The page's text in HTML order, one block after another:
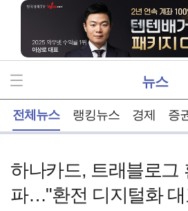
뉴스
전체뉴스 랭킹뉴스 경제 증
하나카드, 트래블로그
파…"환전 디지털화